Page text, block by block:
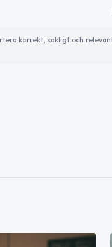
korrekt, sakligt och